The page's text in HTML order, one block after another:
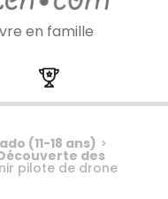
en famille
(11-18 ans) >
des
pilote de drone